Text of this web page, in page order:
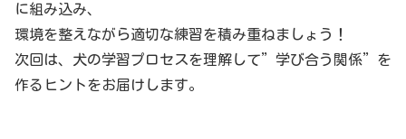
に組み込み、
環境を整えながら適切な練習を積み重ねましょう！
次回は、犬の学習プロセスを理解して”学び合う関係”を
作るヒントをお届けします。